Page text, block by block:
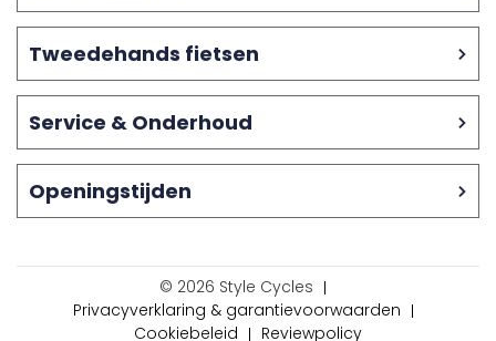
Tweedehands fietsen
Service & Onderhoud
Openingstijden
© 2026 Style Cycles
Privacyverklaring & garantievoorwaarden
Cookiebeleid
Reviewpolicy